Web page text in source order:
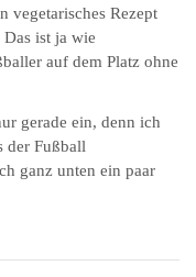
vegetarisches Rezept
ist ja wie
auf dem Platz ohne
gerade ein, denn ich
der Fußball
ganz unten ein paar